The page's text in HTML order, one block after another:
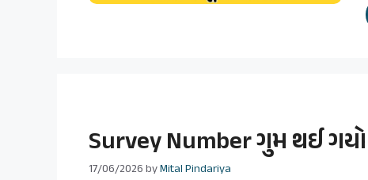
Survey Number ગુમ થઈ ગયો
17/06/2026byMital Pindariya